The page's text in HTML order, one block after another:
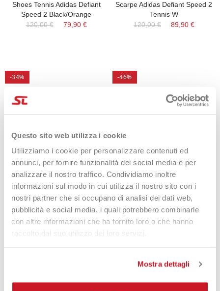
Questo sito web utilizza i cookie
Utilizziamo i cookie per personalizzare contenuti ed
annunci, per fornire funzionalità dei social media e per
analizzare il nostro traffico. Condividiamo inoltre
informazioni sul modo in cui utilizza il nostro sito con i
nostri partner che si occupano di analisi dei dati web,
pubblicità e social media, i quali potrebbero combinarle
con altre informazioni che ha fornito loro o che hanno
raccolto dal suo utilizzo dei loro servizi.
Mostra dettagli
Shoes Tennis Adidas Defiant
Speed 2 Black/Orange
120,00 €
79,90 €
Scarpe Adidas Defiant Speed 2
Tennis W
120,00 €
89,90 €
-34%
Shoes Tennis Adidas Defiant
Speed 2 Clay
120,00 €
79,90 €
-46%
Scarpe Babolat Tennis Terra
Battuta SFX4
120,00 €
65,90 €